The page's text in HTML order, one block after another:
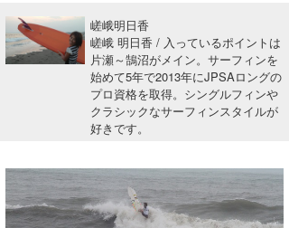
WAVE HUNTER波予想ツール
会員メニュー
今月のプレゼント
嵯峨明日香
嵯峨 明日香 / 入っているポイントは
片瀬～鵠沼がメイン。サーフィンを
始めて5年で2013年にJPSAロングの
プロ資格を取得。シングルフィンや
クラシックなサーフィンスタイルが
好きです。
アート＆エンタメ
コラム
ショップ情報
ショップ情報
湘南
ウラナミ
お知らせ